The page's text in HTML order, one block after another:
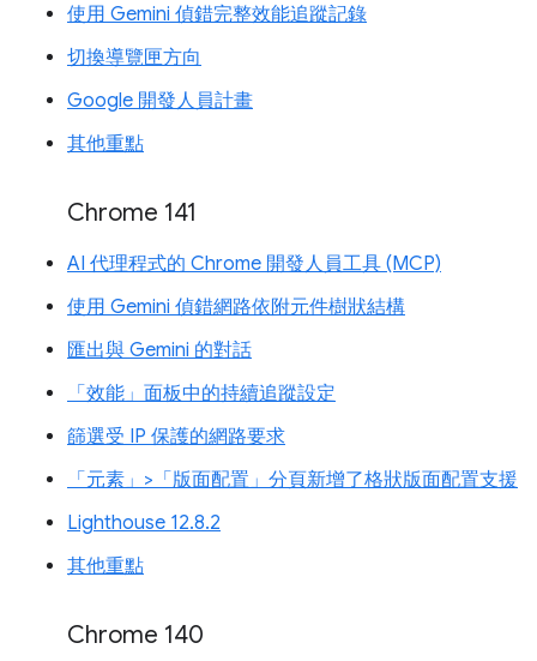
使用 Gemini 偵錯完整效能追蹤記錄
切換導覽匣方向
Google 開發人員計畫
其他重點
Chrome 141
AI 代理程式的 Chrome 開發人員工具 (MCP)
使用 Gemini 偵錯網路依附元件樹狀結構
匯出與 Gemini 的對話
「效能」面板中的持續追蹤設定
篩選受 IP 保護的網路要求
「元素」>「版面配置」分頁新增了格狀版面配置支援
Lighthouse 12.8.2
其他重點
Chrome 140